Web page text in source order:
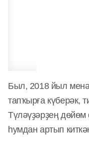
Был, 2018 йыл
тапҡырға күберәк,
Түләүҙәрҙең
һумдан артып